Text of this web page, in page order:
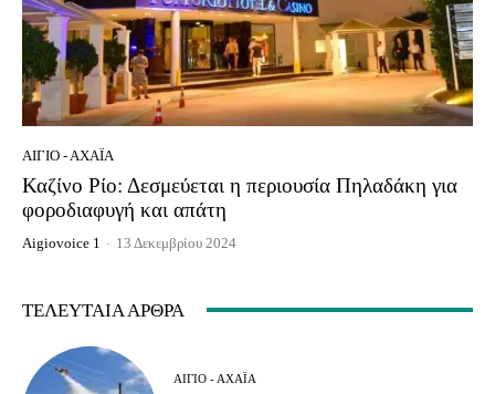
ΑΊΓΙΟ - ΑΧΑΪ́Α
Καζίνο Ρίο: Δεσμεύεται η περιουσία Πηλαδάκη για
φοροδιαφυγή και απάτη
Aigiovoice 1 - 13 Δεκεμβρίου 2024
ΤΕΛΕΥΤΑΊΑ ΆΡΘΡΑ
ΑΊΓΙΟ - ΑΧΑΪ́Α